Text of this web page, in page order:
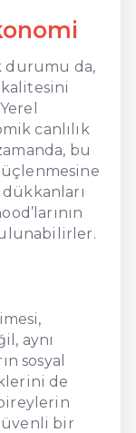
durumu da,
kalitesini
canlılık
bu
aynı
sosyal
de
bir